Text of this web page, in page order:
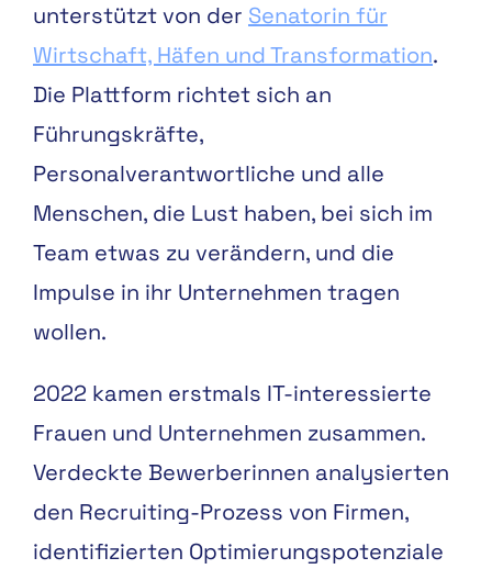
unterstützt von der Senatorin für
Wirtschaft, Häfen und Transformation.
Die Plattform richtet sich an
Führungskräfte,
Personalverantwortliche und alle
Menschen, die Lust haben, bei sich im
Team etwas zu verändern, und die
Impulse in ihr Unternehmen tragen
wollen.
2022 kamen erstmals IT-interessierte
Frauen und Unternehmen zusammen.
Verdeckte Bewerberinnen analysierten
den Recruiting-Prozess von Firmen,
identifizierten Optimierungspotenziale